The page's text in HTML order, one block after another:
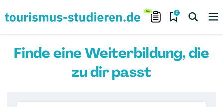
0
Finde eine Weiterbildung, die
zu dir passt